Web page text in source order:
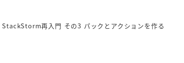
StackStorm再入門 その3 パックとアクションを作る